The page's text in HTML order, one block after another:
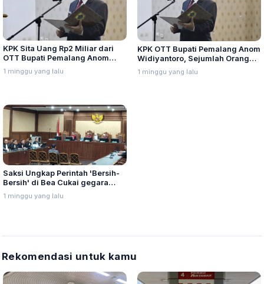
KPK Sita Uang Rp2 Miliar dari
OTT Bupati Pemalang Anom
Widiyantoro, 21 Orang
Diamankan
1 minggu yang lalu
KPK OTT Bupati Pemalang Anom
Widiyantoro, Sejumlah Orang
Diperiksa di Polres Pemalang
1 minggu yang lalu
Saksi Ungkap Perintah 'Bersih-
Bersih' di Bea Cukai gegara
Panik Dipantau KPK
1 minggu yang lalu
Rekomendasi untuk kamu